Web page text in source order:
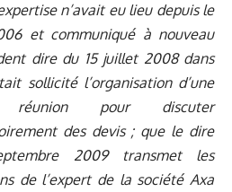
n’avait eu lieu depuis le
et communiqué à nouveau
dire du 15 juillet 2008 dans
sollicité l’organisation d’une
réunion pour discuter
des devis ; que le dire
2009 transmet les
de l’expert de la société Axa